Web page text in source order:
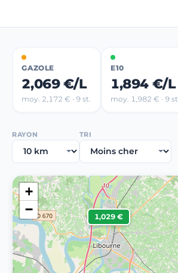
GAZOLE
2,069 €/L
moy. 2,172 € · 9 st.
E10
1,894 €/L
moy. 1,982 € · 9 st.
RAYON TRI
1,029 €
+
−